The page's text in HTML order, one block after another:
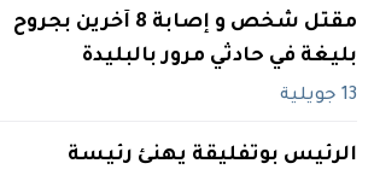
مقتل شخص و إصابة 8 آخرين بجروح
بليغة في حادثي مرور بالبليدة
13 جويلية
الرئيس بوتفليقة يهنئ رئيسة